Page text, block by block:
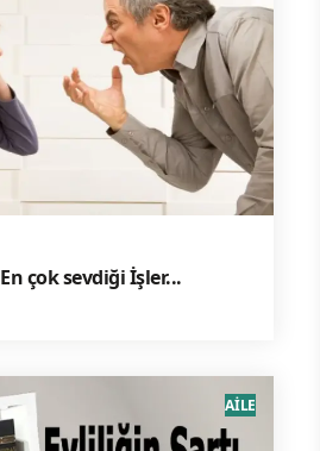
Şeytanın Ailede En çok sevdiği İşler...
AİLE